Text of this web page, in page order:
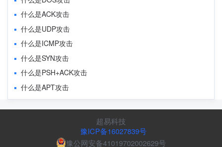
什么是ACK攻击
什么是UDP攻击
什么是ICMP攻击
什么是SYN攻击
什么是PSH+ACK攻击
什么是APT攻击
超易科技
豫ICP备16027839号
豫公网安备41019702002629号